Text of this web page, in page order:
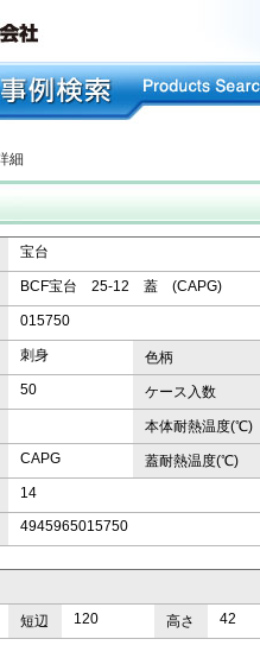
細
宝台
BCF宝台 25-12 蓋 (CAPG)
015750
刺身 色柄
50 ケース入数
本体耐熱温度(℃)
CAPG 蓋耐熱温度(℃)
14
4945965015750
短辺 120 高さ 42